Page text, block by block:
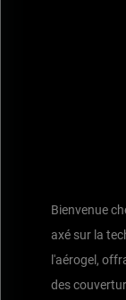
Bienvenue
axé sur la
l'aérogel,
des